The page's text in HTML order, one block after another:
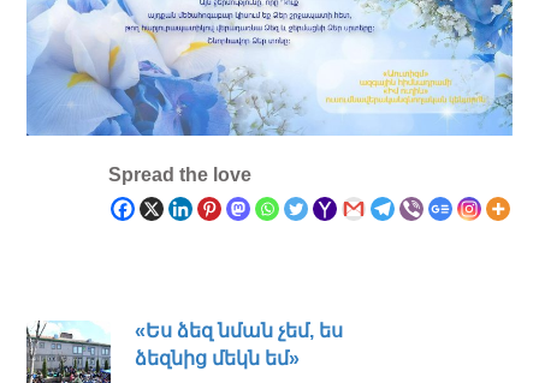
Spread the love
«Ես ձեզ նման չեմ, ես
ձեզնից մեկն եմ»